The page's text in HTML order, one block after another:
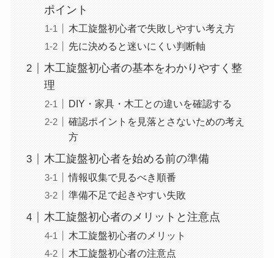
ポイント
木工旋盤初心者で失敗しやすい考え方
先に決めると迷いにくい判断軸
木工旋盤初心者の基本をわかりやすく整
理
DIY・家具・木工との違いを確認する
確認ポイントを見落とさないための考え
方
木工旋盤初心者を始める前の準備
情報収集で見るべき順番
準備不足で起きやすい失敗
木工旋盤初心者のメリットと注意点
木工旋盤初心者のメリット
木工旋盤初心者の注意点